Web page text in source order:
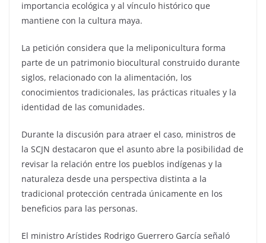
importancia ecológica y al vínculo histórico que
mantiene con la cultura maya.
La petición considera que la meliponicultura forma
parte de un patrimonio biocultural construido durante
siglos, relacionado con la alimentación, los
conocimientos tradicionales, las prácticas rituales y la
identidad de las comunidades.
Durante la discusión para atraer el caso, ministros de
la SCJN destacaron que el asunto abre la posibilidad de
revisar la relación entre los pueblos indígenas y la
naturaleza desde una perspectiva distinta a la
tradicional protección centrada únicamente en los
beneficios para las personas.
El ministro Arístides Rodrigo Guerrero García señaló